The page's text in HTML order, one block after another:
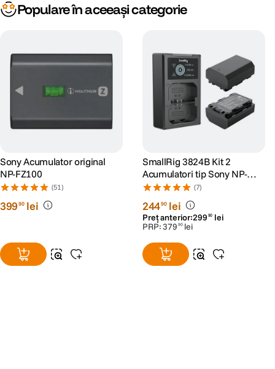
Populare în aceeași categorie
Sony Acumulator original
NP-FZ100
(51)
39990 lei
SmallRig 3824B Kit 2
Acumulatori tip Sony NP-
FZ100 si Incarcator
(7)
24490 lei
Preț anterior:299 90 lei
PRP:379 90 lei